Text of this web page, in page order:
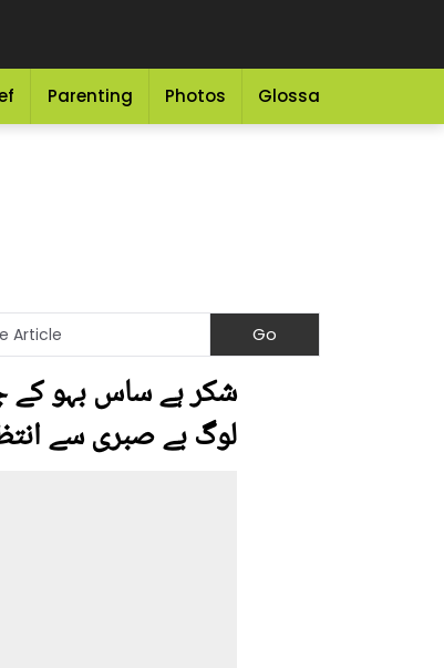
Parenting Photos Glossary
شکر ہے ساس بہو کے
لوگ بے صبری سے